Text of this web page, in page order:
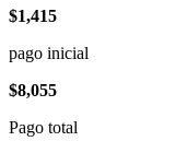
$1,415
pago inicial
$8,055
Pago total